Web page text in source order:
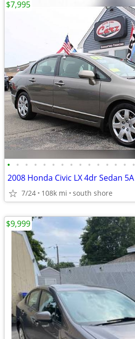
• • • • • • • • • • • • • • •
2008 Honda Civic LX 4dr Sedan 5A
7/24 108k mi south shore
$7,995
$9,999